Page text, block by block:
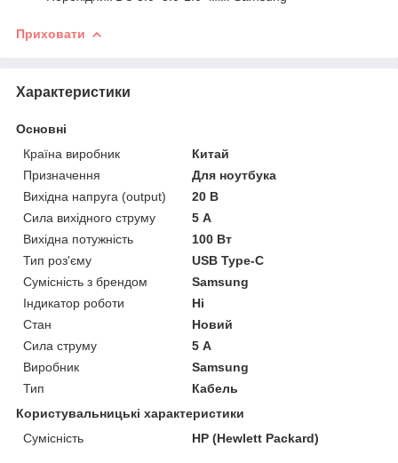
Приховати
Характеристики
Основні
Країна виробник
Китай
Призначення
Для ноутбука
Вихідна напруга (output)
20 В
Сила вихідного струму
5 А
Вихідна потужність
100 Вт
Тип роз'єму
USB Type-C
Сумісність з брендом
Samsung
Індикатор роботи
Ні
Стан
Новий
Сила струму
5 А
Виробник
Samsung
Тип
Кабель
Користувальницькі характеристики
Сумісність
HP (Hewlett Packard)